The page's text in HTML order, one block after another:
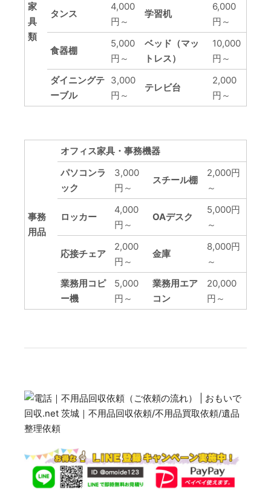
家
具
類
タンス
4,000
円～
学習机
6,000
円～
食器棚
5,000
円～
ベッド（マッ
トレス）
10,000
円～
ダイニングテ
ーブル
3,000
円～
テレビ台
2,000
円～
事務
用品
オフィス家具・事務機器
パソコンラ
ック
3,000
円～
スチール棚
2,000円
～
ロッカー
4,000
円～
OAデスク
5,000円
～
応接チェア
2,000
円～
金庫
8,000円
～
業務用コピ
ー機
5,000
円～
業務用エア
コン
20,000
円～